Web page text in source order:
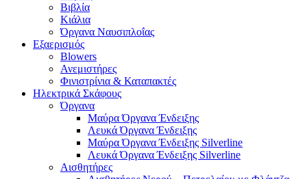
Βιβλία
Κιάλια
Όργανα Ναυσιπλοΐας
Εξαερισμός
Blowers
Ανεμιστήρες
Φινιστρίνια & Καταπακτές
Ηλεκτρικά Σκάφους
Όργανα
Μαύρα Όργανα Ένδειξης
Λευκά Όργανα Ένδειξης
Μαύρα Όργανα Ένδειξης Silverline
Λευκά Όργανα Ένδειξης Silverline
Αισθητήρες